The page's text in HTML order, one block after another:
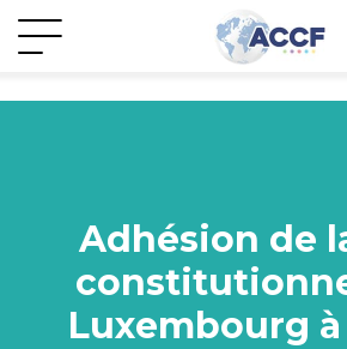
Adhésion de
Luxembourg à